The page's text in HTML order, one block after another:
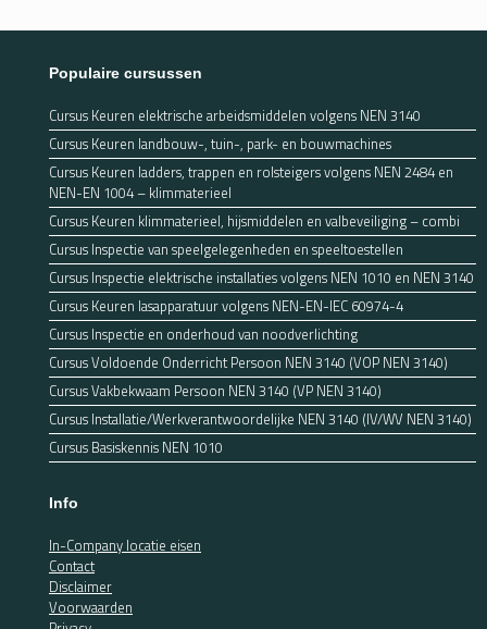
Populaire cursussen
Cursus Keuren elektrische arbeidsmiddelen volgens NEN 3140
Cursus Keuren landbouw-, tuin-, park- en bouwmachines
Cursus Keuren ladders, trappen en rolsteigers volgens NEN 2484 en
NEN-EN 1004 – klimmaterieel
Cursus Keuren klimmaterieel, hijsmiddelen en valbeveiliging – combi
Cursus Inspectie van speelgelegenheden en speeltoestellen
Cursus Inspectie elektrische installaties volgens NEN 1010 en NEN 3140
Cursus Keuren lasapparatuur volgens NEN-EN-IEC 60974-4
Cursus Inspectie en onderhoud van noodverlichting
Cursus Voldoende Onderricht Persoon NEN 3140 (VOP NEN 3140)
Cursus Vakbekwaam Persoon NEN 3140 (VP NEN 3140)
Cursus Installatie/Werkverantwoordelijke NEN 3140 (IV/WV NEN 3140)
Cursus Basiskennis NEN 1010
Info
In-Company locatie eisen
Contact
Disclaimer
Voorwaarden